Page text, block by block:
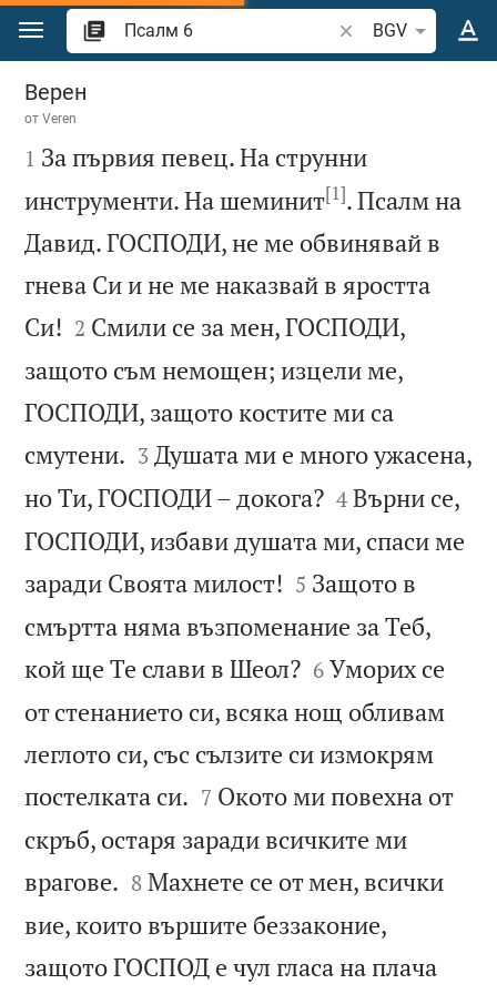
Преминете към съдържанието
Търсете стих или
BGV
Псалм 6
Верен
отVeren

1 За първия певец. На струнни
инструменти. На шеминит[1]. Псалм на
Давид. ГОСПОДИ, не ме обвинявай в
гнева Си и не ме наказвай в яростта
Си! 

2 Смили се за мен, ГОСПОДИ,
защото съм немощен; изцели ме,
ГОСПОДИ, защото костите ми са
смутени. 

3 Душата ми е много ужасена,
но Ти, ГОСПОДИ – докога?
4 Върни се,
ГОСПОДИ, избави душата ми, спаси ме
заради Своята милост! 

5 Защото в
смъртта няма възпоменание за Теб,
кой ще Те слави в Шеол?
6 Уморих се
от стенанието си, всяка нощ обливам
леглото си, със сълзите си измокрям
постелката си. 

7 Окото ми повехна от
скръб, остаря заради всичките ми
врагове. 

8 Махнете се от мен, всички
вие, които вършите беззаконие,
защото ГОСПОД е чул гласа на плача